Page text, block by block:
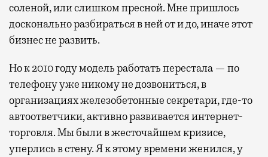
соленой, или слишком пресной. Мне пришлось
досконально разбираться в ней от и до, иначе этот
бизнес не развить.
Но к 2010 году модель работать перестала — по
телефону уже никому не дозвониться, в
организациях железобетонные секретари, где-то
автоответчики, активно развивается интернет-
торговля. Мы были в жесточайшем кризисе,
уперлись в стену. Я к этому времени женился, у